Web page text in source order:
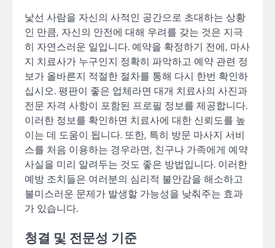
낯선 사람을 자신의 사적인 공간으로 초대하는 상황
인 만큼, 자신의 안전에 대해 우려를 갖는 것은 지극
히 자연스러운 일입니다. 예약을 확정하기 전에, 마사
지 치료사가 누구인지 정확히 파악하고 예약 관련 정
보가 올바른지 적절한 절차를 통해 다시 한번 확인하
십시오. 평판이 좋은 업체라면 대개 치료사의 사진과
전문 자격 사항이 포함된 프로필 정보를 제공합니다.
이러한 정보를 확인하면 치료사에 대한 신뢰도를 높
이는 데 도움이 됩니다. 또한, 특히 방문 마사지 서비
스를 처음 이용하는 경우라면, 친구나 가족에게 예약
사실을 미리 알려두는 것도 좋은 방법입니다. 이러한
예방 조치들은 여러분의 심리적 불안감을 해소하고
불미스러운 문제가 발생할 가능성을 낮춰주는 효과
가 있습니다.
청결 및 전문성 기준